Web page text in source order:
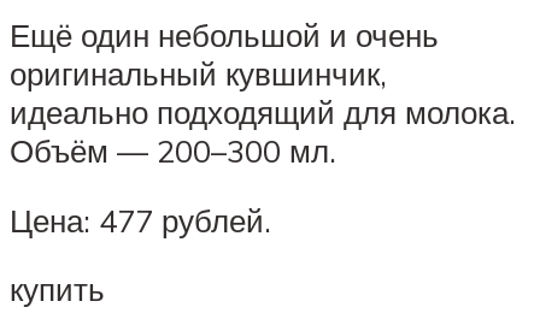
Ещё один небольшой и очень
оригинальный кувшинчик,
идеально подходящий для молока.
Объём — 200–300 мл.
Цена: 477 рублей.
купить